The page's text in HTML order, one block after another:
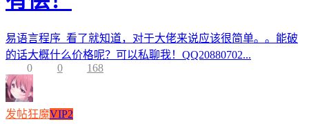
易语言程序 看了就知道，对于大佬来说应该很简单。。能破
的话大概什么价格呢？可以私聊我！QQ20880702...
0
0 168
发帖狂魔VIP2